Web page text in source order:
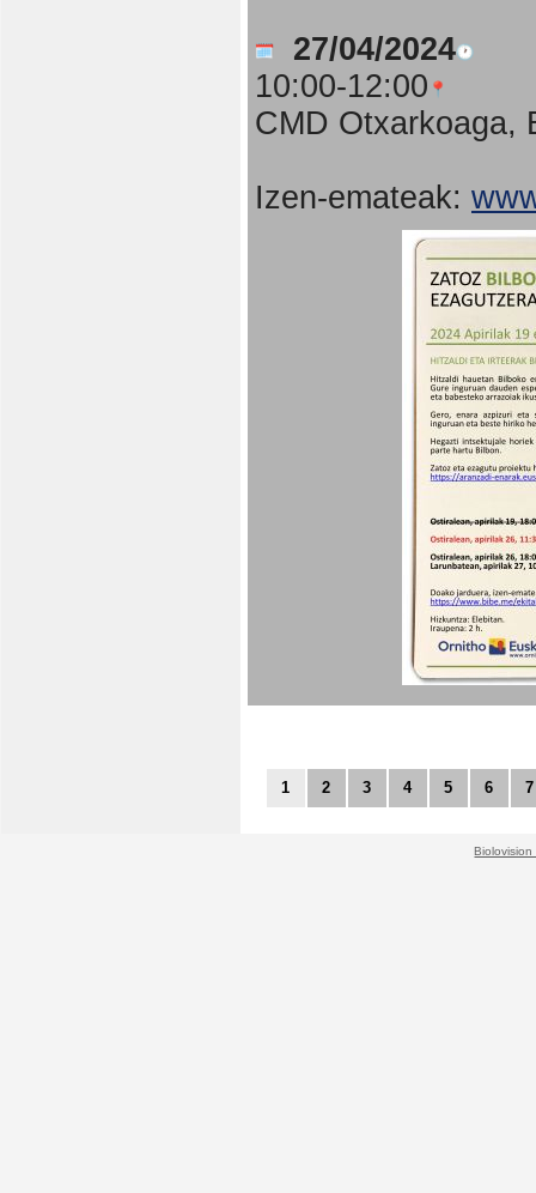
27/04/2024
10:00-12:00
CMD Otxarkoaga,
Izen-emateak:
1 2 3 4 5 6 7
Biolovision